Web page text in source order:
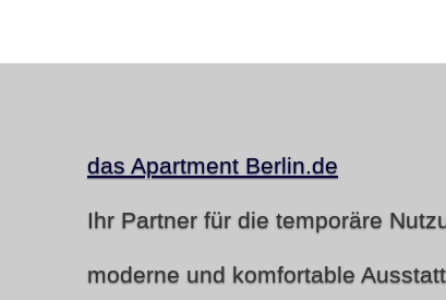
das Apartment Berlin.de
Ihr Partner für die temporäre
moderne und komfortable